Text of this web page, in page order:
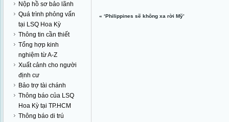
Nộp hồ sơ bảo lãnh
Quá trình phỏng vấn
tại LSQ Hoa Kỳ
Thông tin cần thiết
Tổng hợp kinh
nghiệm từ A-Z
Xuất cảnh cho người
định cư
Bảo trợ tài chánh
Thông báo của LSQ
Hoa Kỳ tại TP.HCM
Thông báo di trú
«‘Philippines sẽ không xa rời Mỹ’